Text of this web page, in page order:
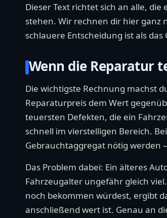
Dieser Text richtet sich an alle,
stehen. Wir rechnen dir hier ganz
schlauere Entscheidung ist als
Wenn die Reparatur
Die wichtigste Rechnung machst
Reparaturpreis dem Wert
teuersten Defekten, die ein
schnell im vierstelligen Bereich.
Gebrauchtaggregat nötig werden
Das Problem dabei: Ein älteres
Fahrzeugalter ungefähr gleich
noch bekommen würdest, ergibt
anschließend wert ist. Genau an